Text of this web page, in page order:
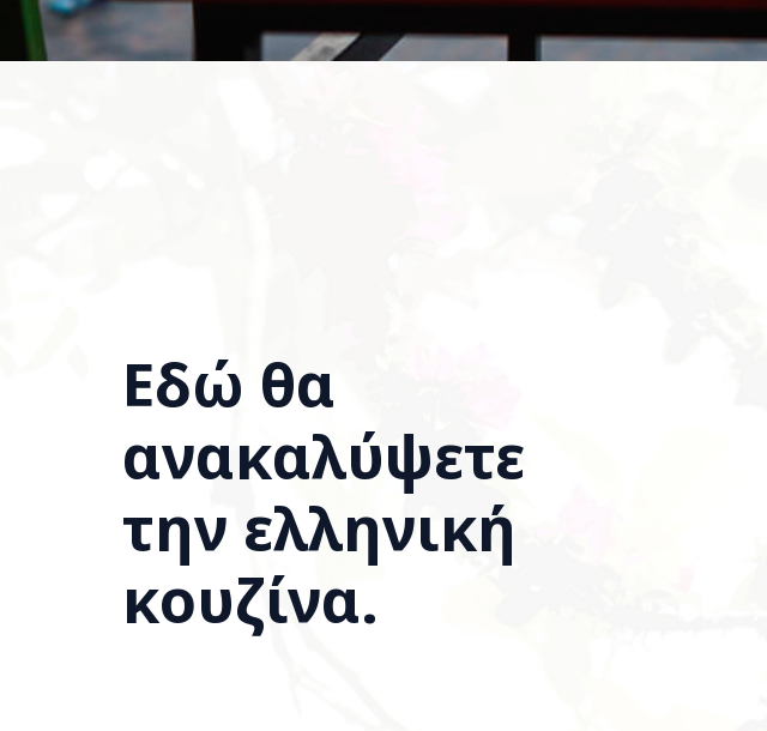
Εδώ θα
ανακαλύψετε
την ελληνική
κουζίνα.